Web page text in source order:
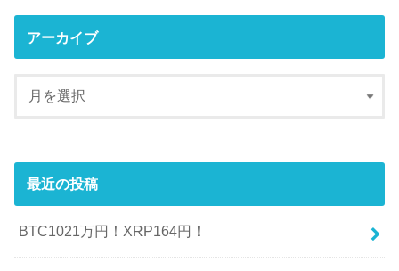
アーカイブ
最近の投稿
BTC1021万円！XRP164円！